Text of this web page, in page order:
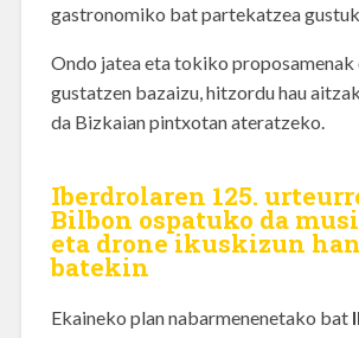
gastronomiko bat partekatzea
Ondo jatea eta tokiko
gustatzen bazaizu, hitzordu hau
da Bizkaian pintxotan ateratzeko.
Iberdrolaren 125.
Bilbon ospatuko da
eta drone ikuskizun
batekin
Ekaineko plan nabarmenenetako bat